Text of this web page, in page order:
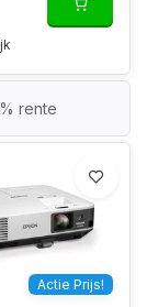
rente
Actie Prijs!